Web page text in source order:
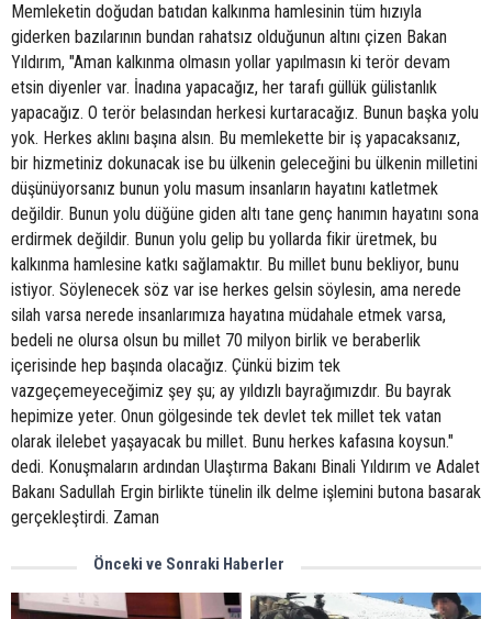
Memleketin doğudan batıdan kalkınma hamlesinin tüm hızıyla
giderken bazılarının bundan rahatsız olduğunun altını çizen Bakan
Yıldırım, "Aman kalkınma olmasın yollar yapılmasın ki terör devam
etsin diyenler var. İnadına yapacağız, her tarafı güllük gülistanlık
yapacağız. O terör belasından herkesi kurtaracağız. Bunun başka yolu
yok. Herkes aklını başına alsın. Bu memlekette bir iş yapacaksanız,
bir hizmetiniz dokunacak ise bu ülkenin geleceğini bu ülkenin milletini
düşünüyorsanız bunun yolu masum insanların hayatını katletmek
değildir. Bunun yolu düğüne giden altı tane genç hanımın hayatını sona
erdirmek değildir. Bunun yolu gelip bu yollarda fikir üretmek, bu
kalkınma hamlesine katkı sağlamaktır. Bu millet bunu bekliyor, bunu
istiyor. Söylenecek söz var ise herkes gelsin söylesin, ama nerede
silah varsa nerede insanlarımıza hayatına müdahale etmek varsa,
bedeli ne olursa olsun bu millet 70 milyon birlik ve beraberlik
içerisinde hep başında olacağız. Çünkü bizim tek
vazgeçemeyeceğimiz şey şu; ay yıldızlı bayrağımızdır. Bu bayrak
hepimize yeter. Onun gölgesinde tek devlet tek millet tek vatan
olarak ilelebet yaşayacak bu millet. Bunu herkes kafasına koysun."
dedi. Konuşmaların ardından Ulaştırma Bakanı Binali Yıldırım ve Adalet
Bakanı Sadullah Ergin birlikte tünelin ilk delme işlemini butona basarak
gerçekleştirdi. Zaman
Önceki ve Sonraki Haberler